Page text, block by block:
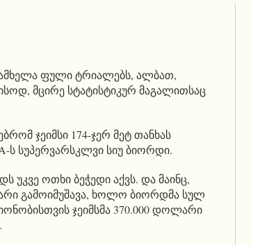
ფული ტრიალებს, ალბათ,
მცირე სტატისტიკურ მაგალითსაც
ჯეიმსი 174-ჯერ მეტ თანხას
ს სუპერვარსკლვი სიუ ბიორდი.
უკვე ოთხი ბეჭედი აქვს. და მაინც,
გამოიმუშავა, ხოლო ბიორდმა სულ
ჯეიმსმა 370.000 დოლარი